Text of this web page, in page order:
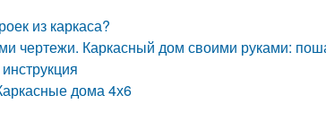
из каркаса?
чертежи. Каркасный дом своими руками:
дома 4х6